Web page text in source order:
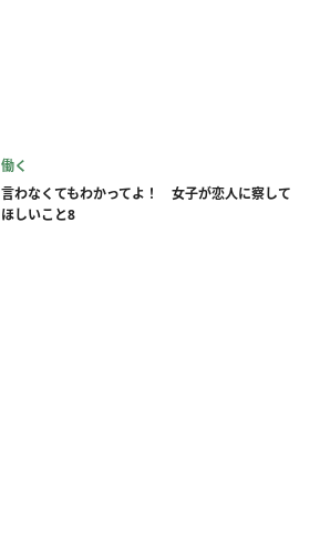
働く
言わなくてもわかってよ！ 女子が恋人に察して
ほしいこと8